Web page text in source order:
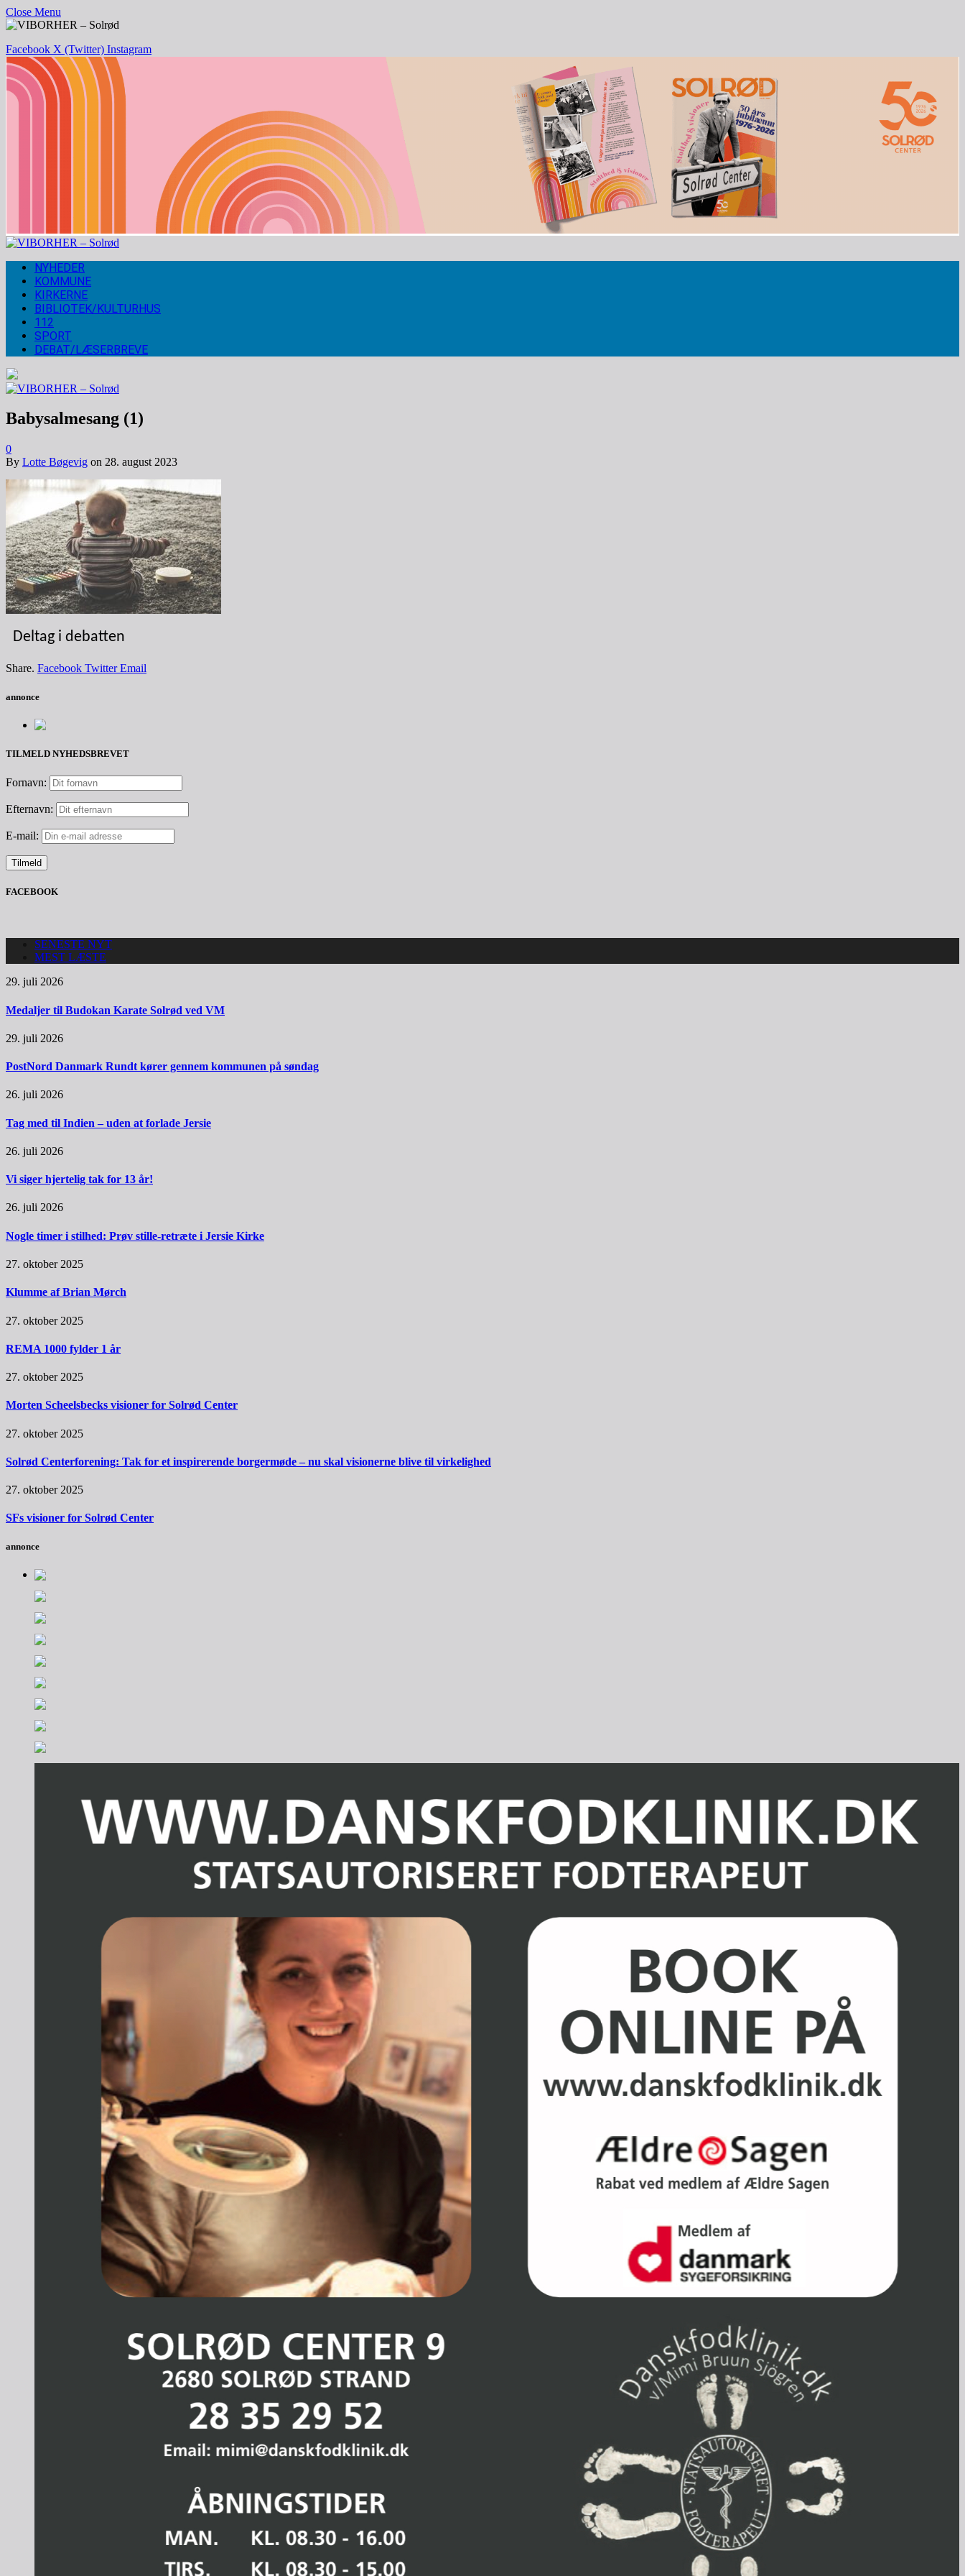
Close Menu
Facebook X (Twitter) Instagram
NYHEDER
KOMMUNE
KIRKERNE
BIBLIOTEK/KULTURHUS
112
SPORT
DEBAT/LÆSERBREVE
Babysalmesang (1)
0
By Lotte Bøgevig on 28. august 2023
Deltag i debatten
Share. Facebook Twitter Email
annonce
TILMELD NYHEDSBREVET
Fornavn:
Efternavn:
E-mail:
FACEBOOK
SENESTE NYT
MEST LÆSTE
29. juli 2026
Medaljer til Budokan Karate Solrød ved VM
29. juli 2026
PostNord Danmark Rundt kører gennem kommunen på søndag
26. juli 2026
Tag med til Indien – uden at forlade Jersie
26. juli 2026
Vi siger hjertelig tak for 13 år!
26. juli 2026
Nogle timer i stilhed: Prøv stille-retræte i Jersie Kirke
27. oktober 2025
Klumme af Brian Mørch
27. oktober 2025
REMA 1000 fylder 1 år
27. oktober 2025
Morten Scheelsbecks visioner for Solrød Center
27. oktober 2025
Solrød Centerforening: Tak for et inspirerende borgermøde – nu skal visionerne blive til virkelighed
27. oktober 2025
SFs visioner for Solrød Center
annonce